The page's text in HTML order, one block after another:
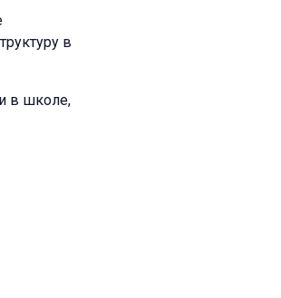
в
в школе,